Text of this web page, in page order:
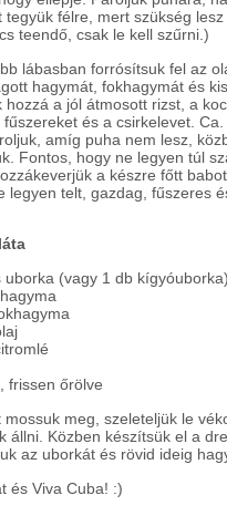
tegyük félre, mert szükség
teendő, csak le kell szűrni.)
lábasban forrósítsuk fel az
hagymát, fokhagymát és
hozzá a jól átmosott rizst, a
fűszereket és a csirkelevet.
amíg puha nem lesz,
Fontos, hogy ne legyen túl
a készre főtt
legyen telt, gazdag, fűszeres
uborka (vagy 1 db kígyóuborka)
frissen őrölve
mossuk meg, szeleteljük le
állni. Közben készítsük el a
az uborkát és rövid ideig
és Viva Cuba! :)